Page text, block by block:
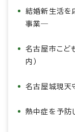
結婚新生活を
事業―
名古屋市こど
内）
名古屋城現天
熱中症を予防